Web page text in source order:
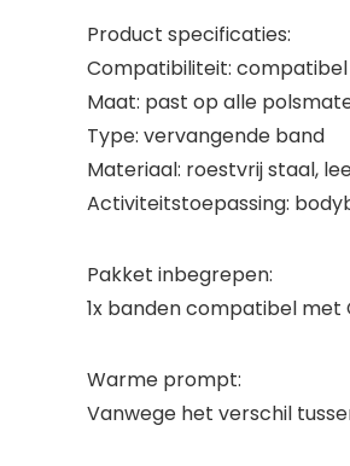
Product specificaties:
Compatibiliteit:
Maat: past op alle
Type: vervangende band
Materiaal: roestvrij staal,
Activiteitstoepassing:
Pakket inbegrepen:
1x banden compatibel
Warme prompt:
Vanwege het verschil